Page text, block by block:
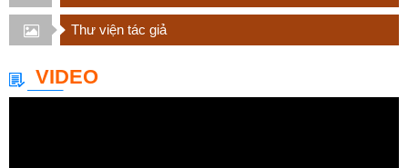
Thư viện tác giả
VIDEO